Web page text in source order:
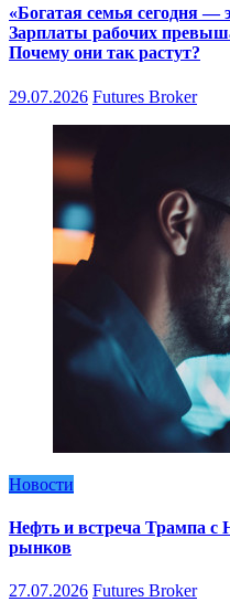
«Богатая семья сегодня —
Зарплаты рабочих
Почему они так растут?
29.07.2026 Futures Broker
Новости
Нефть и встреча Трампа с
рынков
27.07.2026 Futures Broker